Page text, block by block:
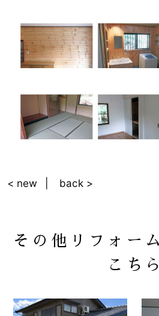
< new back >
その他リフォー
こちら